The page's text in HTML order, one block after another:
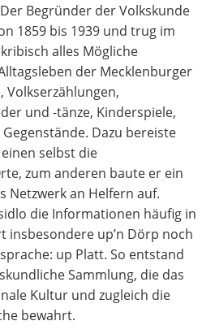
Begründer der Volkskunde
1859 bis 1939 und trug im
alles Mögliche
der Mecklenburger
Volkserzählungen,
und -tänze, Kinderspiele,
Dazu bereiste
selbst die
zum anderen baute er ein
Netzwerk an Helfern auf.
die Informationen häufig in
insbesondere up’n Dörp noch
up Platt. So entstand
Sammlung, die das
Kultur und zugleich die
bewahrt.